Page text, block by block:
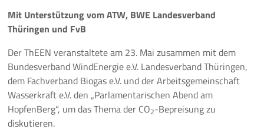
Aktivitäten
Veranstaltungen
Aktuelles
Meldungen
Pressemeldungen
Mit Unterstützung vom ATW, BWE Landesverband
Thüringen und FvB
Der ThEEN veranstaltete am 23. Mai zusammen mit dem
Bundesverband WindEnergie e.V. Landesverband Thüringen,
dem Fachverband Biogas e.V. und der Arbeitsgemeinschaft
Wasserkraft e.V. den „Parlamentarischen Abend am
HopfenBerg“, um das Thema der CO2-Bepreisung zu
diskutieren.